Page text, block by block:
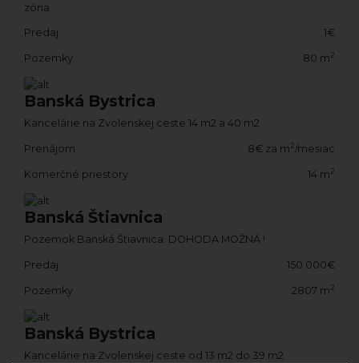
zóna
Predaj 1€
Pozemky 80 m2
Banská Bystrica
Kancelárie na Zvolenskej ceste 14 m2 a 40 m2
Prenájom 8€ za m2/mesiac
Komerčné priestory 14 m2
Banská Štiavnica
Pozemok Banská Štiavnica. DOHODA MOŽNÁ !
Predaj 150 000€
Pozemky 2807 m2
Banská Bystrica
Kancelárie na Zvolenskej ceste od 13 m2 do 39 m2